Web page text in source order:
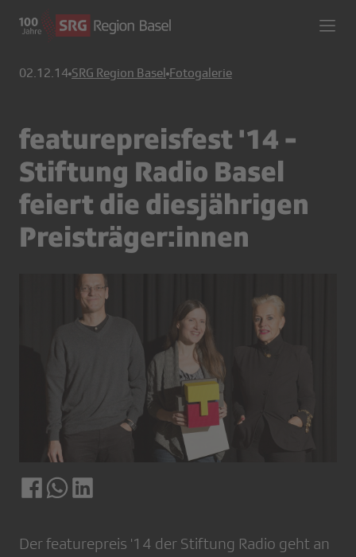
02.12.14 SRG Region Basel Fotogalerie
featurepreisfest '14 -
Stiftung Radio Basel
feiert die diesjährigen
Preisträger:innen
Der featurepreis '14 der Stiftung Radio geht an